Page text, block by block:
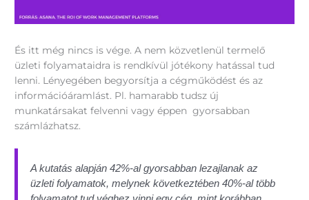
És itt még nincs is vége. A nem közvetlenül termelő
üzleti folyamataidra is rendkívül jótékony hatással tud
lenni. Lényegében begyorsítja a cégműködést és az
információáramlást. Pl. hamarabb tudsz új
munkatársakat felvenni vagy éppen gyorsabban
számlázhatsz.
A kutatás alapján 42%-al gyorsabban lezajlanak az
üzleti folyamatok, melynek következtében 40%-al több